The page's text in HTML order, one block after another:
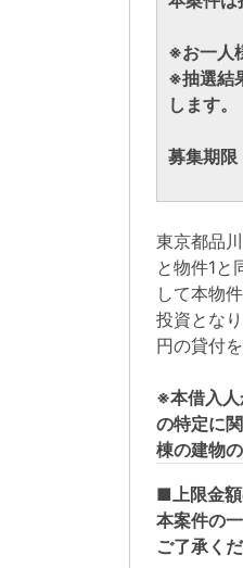
※お一人
※抽選結
します。
募集期
東京都品
と物件1と
して本物
投資とな
円の貸付
※本借入人
の特定に
棟の建物
■上限金
本案件の
ご了承くだ